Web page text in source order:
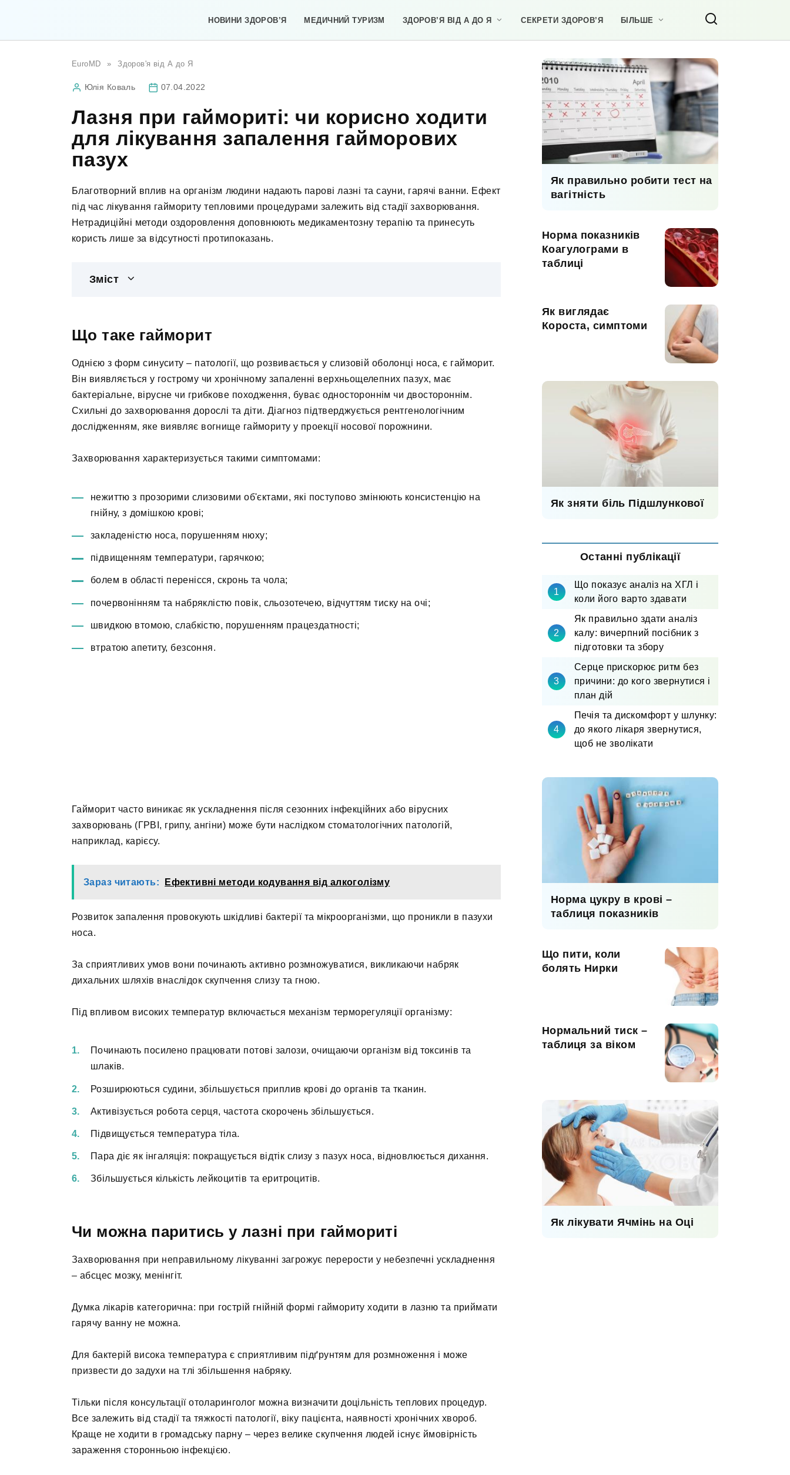
НОВИНИ ЗДОРОВ’Я МЕДИЧНИЙ ТУРИЗМ ЗДОРОВ’Я ВІД А ДО Я СЕКРЕТИ ЗДОРОВ’Я БІЛЬШЕ
EuroMD » Здоров'я від А до Я
Юлія Коваль 07.04.2022
Лазня при гаймориті: чи корисно ходити
для лікування запалення гайморових
пазух
Благотворний вплив на організм людини надають парові лазні та сауни, гарячі ванни. Ефект
під час лікування гаймориту тепловими процедурами залежить від стадії захворювання.
Нетрадиційні методи оздоровлення доповнюють медикаментозну терапію та принесуть
користь лише за відсутності протипоказань.
Зміст
Що таке гайморит
Однією з форм синуситу – патології, що розвивається у слизовій оболонці носа, є гайморит.
Він виявляється у гострому чи хронічному запаленні верхньощелепних пазух, має
бактеріальне, вірусне чи грибкове походження, буває одностороннім чи двостороннім.
Схильні до захворювання дорослі та діти. Діагноз підтверджується рентгенологічним
дослідженням, яке виявляє вогнище гаймориту у проекції носової порожнини.
Захворювання характеризується такими симптомами:
нежиттю з прозорими слизовими об'єктами, які поступово змінюють консистенцію на
гнійну, з домішкою крові;
закладеністю носа, порушенням нюху;
підвищенням температури, гарячкою;
болем в області перенісся, скронь та чола;
почервонінням та набряклістю повік, сльозотечею, відчуттям тиску на очі;
швидкою втомою, слабкістю, порушенням працездатності;
втратою апетиту, безсоння.
Гайморит часто виникає як ускладнення після сезонних інфекційних або вірусних
захворювань (ГРВІ, грипу, ангіни) може бути наслідком стоматологічних патологій,
наприклад, карієсу.
Зараз читають: Ефективні методи кодування від алкоголізму
Розвиток запалення провокують шкідливі бактерії та мікроорганізми, що проникли в пазухи
носа.
За сприятливих умов вони починають активно розмножуватися, викликаючи набряк
дихальних шляхів внаслідок скупчення слизу та гною.
Під впливом високих температур включається механізм терморегуляції організму:
Починають посилено працювати потові залози, очищаючи організм від токсинів та
шлаків.
Розширюються судини, збільшується приплив крові до органів та тканин.
Активізується робота серця, частота скорочень збільшується.
Підвищується температура тіла.
Пара діє як інгаляція: покращується відтік слизу з пазух носа, відновлюється дихання.
Збільшується кількість лейкоцитів та еритроцитів.
Чи можна паритись у лазні при гаймориті
Захворювання при неправильному лікуванні загрожує перерости у небезпечні ускладнення
– абсцес мозку, менінгіт.
Думка лікарів категорична: при гострій гнійній формі гаймориту ходити в лазню та приймати
гарячу ванну не можна.
Для бактерій висока температура є сприятливим підґрунтям для розмноження і може
призвести до задухи на тлі збільшення набряку.
Тільки після консультації отоларинголог можна визначити доцільність теплових процедур.
Все залежить від стадії та тяжкості патології, віку пацієнта, наявності хронічних хвороб.
Краще не ходити в громадську парну – через велике скупчення людей існує ймовірність
зараження сторонньою інфекцією.
Як правильно робити тест на
вагітність
Норма показників
Коагулограми в
таблиці
Як виглядає
Короста, симптоми
Як зняти біль Підшлункової
Останні публікації
Що показує аналіз на ХГЛ і
коли його варто здавати
Як правильно здати аналіз
калу: вичерпний посібник з
підготовки та збору
Серце прискорює ритм без
причини: до кого звернутися і
план дій
Печія та дискомфорт у шлунку:
до якого лікаря звернутися,
щоб не зволікати
Норма цукру в крові –
таблиця показників
Що пити, коли
болять Нирки
Нормальний тиск –
таблиця за віком
Як лікувати Ячмінь на Оці